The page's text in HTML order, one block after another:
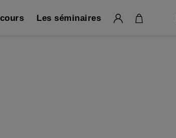
Les séminaires